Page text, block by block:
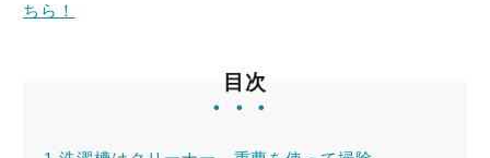
ちら！
目次